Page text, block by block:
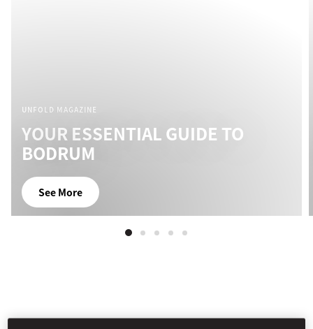
UNFOLD MAGAZINE
YOUR ESSENTIAL GUIDE TO
BODRUM
See More